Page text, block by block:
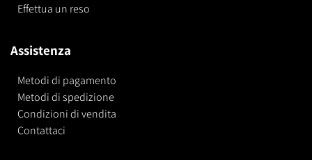
Effettua un reso
Assistenza
Metodi di pagamento
Metodi di spedizione
Condizioni di vendita
Contattaci